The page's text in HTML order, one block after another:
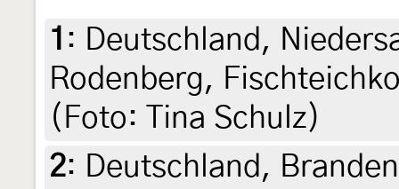
1 : Deutschland,
Rodenberg,
(Foto: Tina Schulz)
2: Deutschland,